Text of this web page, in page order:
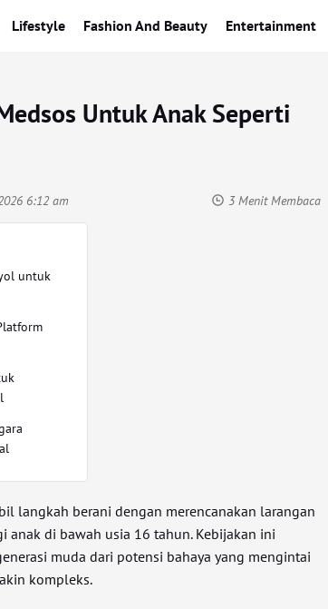
Lifestyle Fashion And Beauty Entertainment
Untuk Anak Seperti
6:12 am 3 Menit Membaca
untuk
langkah berani dengan merencanakan larangan
anak di bawah usia 16 tahun. Kebijakan ini
muda dari potensi bahaya yang mengintai
kompleks.